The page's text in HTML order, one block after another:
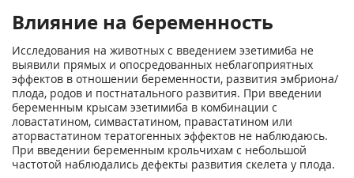
Влияние на беременность
Исследования на животных с введением эзетимиба не
выявили прямых и опосредованных неблагоприятных
эффектов в отношении беременности, развития эмбриона/
плода, родов и постнатального развития. При введении
беременным крысам эзетимиба в комбинации с
ловастатином, симвастатином, правастатином или
аторвастатином тератогенных эффектов не наблюдаюсь.
При введении беременным крольчихам с небольшой
частотой наблюдались дефекты развития скелета у плода.